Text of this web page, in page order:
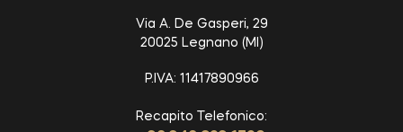
Via A. De Gasperi, 29
20025 Legnano (MI)
P.IVA: 11417890966
Recapito Telefonico: